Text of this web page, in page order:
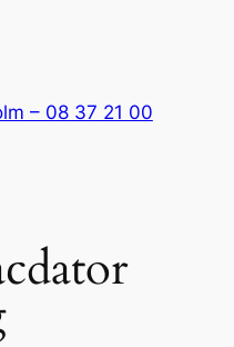
– 08 37 21 00